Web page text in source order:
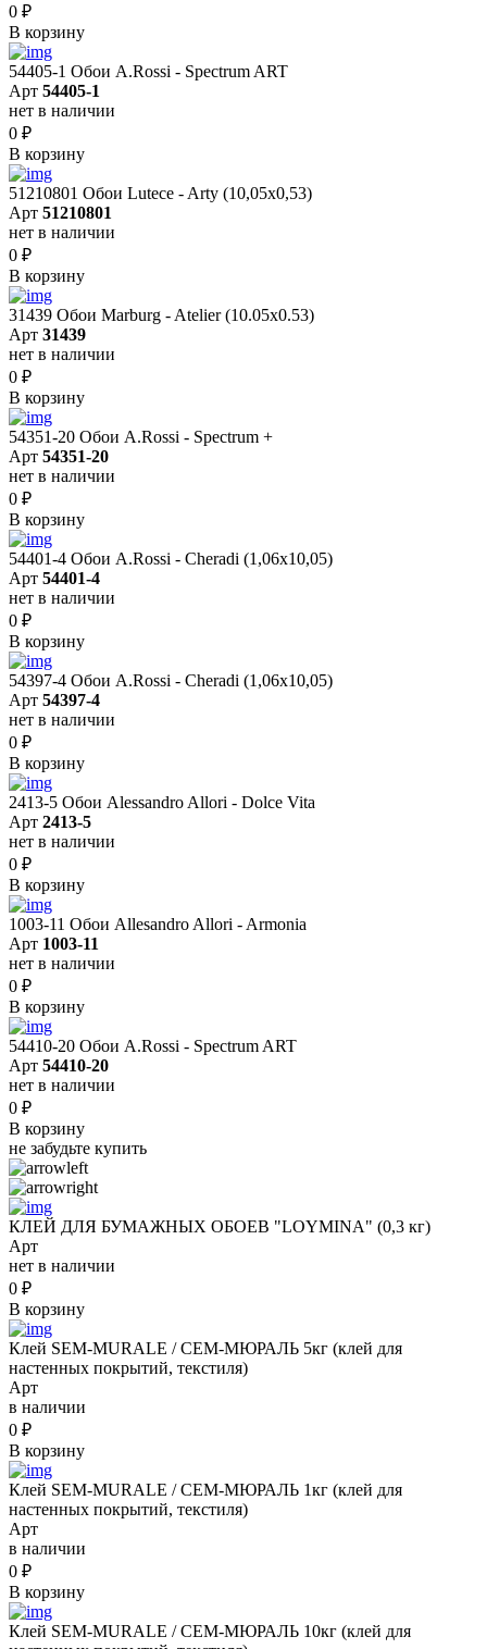
0 ₽
В корзину
54405-1 Обои A.Rossi - Spectrum ART
Арт 54405-1
нет в наличии
0 ₽
В корзину
51210801 Обои Lutece - Arty (10,05x0,53)
Арт 51210801
нет в наличии
0 ₽
В корзину
31439 Обои Marburg - Atelier (10.05х0.53)
Арт 31439
нет в наличии
0 ₽
В корзину
54351-20 Обои A.Rossi - Spectrum +
Арт 54351-20
нет в наличии
0 ₽
В корзину
54401-4 Обои A.Rossi - Cheradi (1,06x10,05)
Арт 54401-4
нет в наличии
0 ₽
В корзину
54397-4 Обои A.Rossi - Cheradi (1,06x10,05)
Арт 54397-4
нет в наличии
0 ₽
В корзину
2413-5 Обои Alessandro Allori - Dolce Vita
Арт 2413-5
нет в наличии
0 ₽
В корзину
1003-11 Обои Allesandro Allori - Armonia
Арт 1003-11
нет в наличии
0 ₽
В корзину
54410-20 Обои A.Rossi - Spectrum ART
Арт 54410-20
нет в наличии
0 ₽
В корзину
не забудьте купить
КЛЕЙ ДЛЯ БУМАЖНЫХ ОБОЕВ "LOYMINA" (0,3 кг)
Арт
нет в наличии
0 ₽
В корзину
Клей SEM-MURALE / СЕМ-МЮРАЛЬ 5кг (клей для
настенных покрытий, текстиля)
Арт
в наличии
0 ₽
В корзину
Клей SEM-MURALE / СЕМ-МЮРАЛЬ 1кг (клей для
настенных покрытий, текстиля)
Арт
в наличии
0 ₽
В корзину
Клей SEM-MURALE / СЕМ-МЮРАЛЬ 10кг (клей для